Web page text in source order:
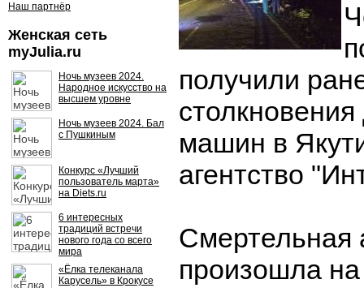
Наш партнёр
Женская сеть
myJulia.ru
Ночь музеев 2024.
Народное искусство на
высшем уровне
Ночь музеев 2024. Бал
с Пушкиным
Конкурс «Лучший
пользователь марта»
на Diets.ru
6 интересных
традиций встречи
нового года со всего
мира
«Ёлка телеканала
Карусель» в Крокусе
получили
машин в
агентство
Смертельная
произошла